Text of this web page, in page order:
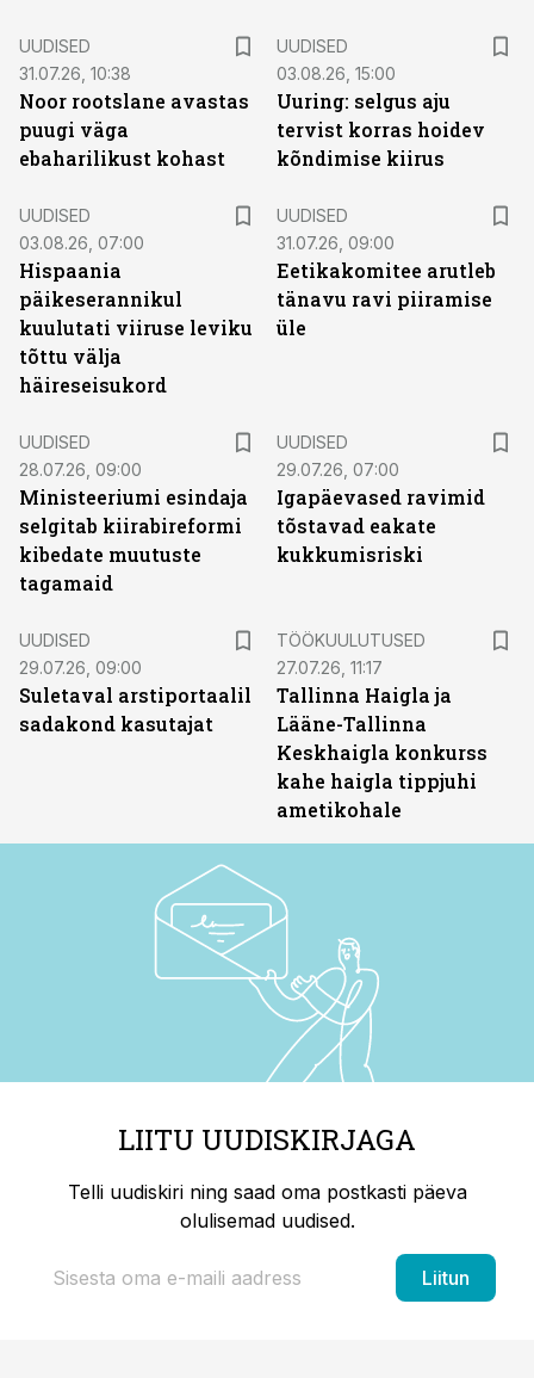
UUDISED
31.07.26, 10:38
Noor rootslane avastas
puugi väga
ebaharilikust kohast
UUDISED
03.08.26, 15:00
Uuring: selgus aju
tervist korras hoidev
kõndimise kiirus
UUDISED
03.08.26, 07:00
Hispaania
päikeserannikul
kuulutati viiruse leviku
tõttu välja
häireseisukord
UUDISED
31.07.26, 09:00
Eetikakomitee arutleb
tänavu ravi piiramise
üle
UUDISED
28.07.26, 09:00
Ministeeriumi esindaja
selgitab kiirabireformi
kibedate muutuste
tagamaid
UUDISED
29.07.26, 07:00
Igapäevased ravimid
tõstavad eakate
kukkumisriski
UUDISED
29.07.26, 09:00
Suletaval arstiportaalil
sadakond kasutajat
TÖÖKUULUTUSED
27.07.26, 11:17
Tallinna Haigla ja
Lääne-Tallinna
Keskhaigla konkurss
kahe haigla tippjuhi
ametikohale
LIITU UUDISKIRJAGA
Telli uudiskiri ning saad oma postkasti päeva
olulisemad uudised.
Liitun